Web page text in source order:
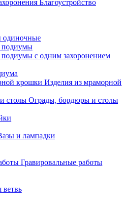
Благоустройство
с одним захоронением
Изделия из мраморной
Ограды, бордюры и столы
и лампадки
Гравировальные работы
ветвь